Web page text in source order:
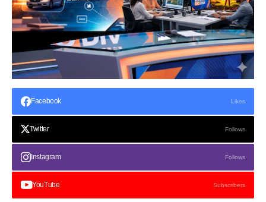
Facebook Likes
Twitter Follows
Instagram Follows
YouTube Subscribers